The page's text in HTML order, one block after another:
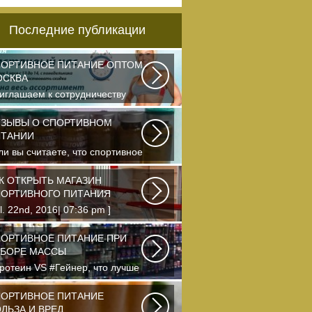
Последние публикации
ПИТАНИЕ ОПТОМ
к сотрудничеству
занимающихся
спортивного...
О СПОРТИВНОМ
вы считаете, что спортивное
— это стероиды и
в шприцах...
ОТКРЫТЬ МАГАЗИН
ПИТАНИЯ
22nd, 2016| 07:36 pm ]
Что-то я окончательно
ведение...ПИТАНИЕ ПРИ
МАССЫ
VS #Гейнер, что лучше
набора массы? Очень часто
ПИТАНИЕ
И ВРЕД